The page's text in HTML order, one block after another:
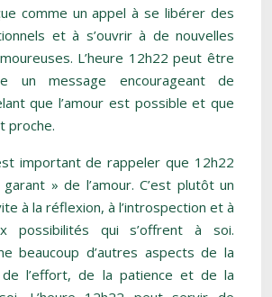
comme un appel à se libérer des
et à s’ouvrir à de nouvelles
L’heure 12h22 peut être
un message encourageant de
que l’amour est possible et que
proche.
important de rappeler que 12h22
» de l’amour. C’est plutôt un
à la réflexion, à l’introspection et à
possibilités qui s’offrent à soi.
beaucoup d’autres aspects de la
l’effort, de la patience et de la